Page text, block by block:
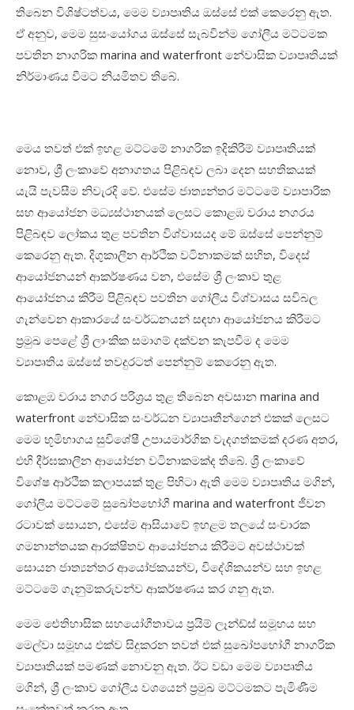
තිබෙන විශිෂ්ටත්වය, මෙම ව්‍යාපෘතිය ඔස්සේ එක් කෙරෙනු ඇත.
ඒ අනුව, මෙම සුසං‍යෝගය ඔස්සේ සැබවින්ම ගෝලීය මට්ටමක
පවතින නාගරික marina and waterfront නේවාසික ව්‍යාපෘතියක්
නිර්මාණය වීමට නියමිතව තිබේ.
මෙය තවත් එක් ඉහළ මට්ටමේ නාගරික ඉදිකිරීම් ව්‍යාපෘතියක්
නොව, ශ්‍රී ලංකාවේ අනාගතය පිළිබඳව ලබා දෙන සහතිකයක්
යැයි පැවසීම නිවැරදි වේ. එසේම ජාත්‍යන්තර මට්ටමේ ව්‍යාපාරික
සහ ආයෝජන මධ්‍යස්ථානයක් ලෙසට කොළඹ වරාය නගරය
පිළිබඳව ලෝකය තුළ පවතින විශ්වාසයද මේ ඔස්සේ පෙන්නුම්
කෙරෙනු ඇත. දිගුකාලීන ආර්ථික වටිනාකමක් සහිත, විදෙස්
ආයෝජනයන් ආකර්ෂණය වන, එසේම ශ්‍රී ලංකාව තුළ
ආයෝජනය කිරීම පිළිබඳව පවතින ගෝලීය විශ්වාසය සවිබල
ගැන්වෙන ආකාරයේ සංවර්ධනයන් සඳහා ආයෝජනය කිරීමට
ප්‍රමුඛ පෙළේ ශ්‍රී ලාංකික සමාගම් දක්වන කැපවීම ද මෙම
ව්‍යාපෘතිය ඔස්සේ තවදුරටත් පෙන්නුම් කෙරෙනු ඇත.
කොළඹ වරාය නගර පරිශ්‍රය තුළ තිබෙන අවසාන marina and
waterfront නේවාසික සංවර්ධන ව්‍යාපෘතීන්ගෙන් එකක් ලෙසට
මෙම භූමිභාගය සුවිශේෂී උපායමාර්ගික වැදගත්කමක් දරණ අතර,
එහි දීර්ඝකාලීන ආයෝජන වටිනාකමක්ද තිබේ. ශ්‍රී ලංකාවේ
විශේෂ ආර්ථික කලාපයක් තුළ පිහිටා ඇති මෙම ව්‍යාපෘතිය මගින්,
ගෝලීය මට්ටමේ සුඛෝපභෝගී marina and waterfront ජීවන
රටාවක් සොයන, එසේම ආසියාවේ ඉහළම තලයේ සංචාරක
ගමනාන්තයක ආරක්ෂිතව ආයෝජනය කිරීමට අවස්ථාවක්
සොයන ජාත්‍යන්තර ආයෝජකයන්ව, විදේශිකයන්ව සහ ඉහළ
මට්ටමේ ගැනුම්කරුවන්ව ආකර්ෂණය කර ගනු ඇත.
මෙම ඓතිහාසික සහයෝගීතාවය ප්‍රයිම් ලෑන්ඩ්ස් සමූහය සහ
මෙල්වා සමූහය එක්ව සිදුකරන තවත් එක් සුඛෝපභෝගී නාගරික
ව්‍යාපෘතියක් පමණක් නොවනු ඇත. ඊට වඩා මෙම ව්‍යාපෘතිය
මගින්, ශ්‍රී ලංකාව ගෝලීය වශයෙන් ප්‍රමුඛ මට්ටමකට පැමිණීම